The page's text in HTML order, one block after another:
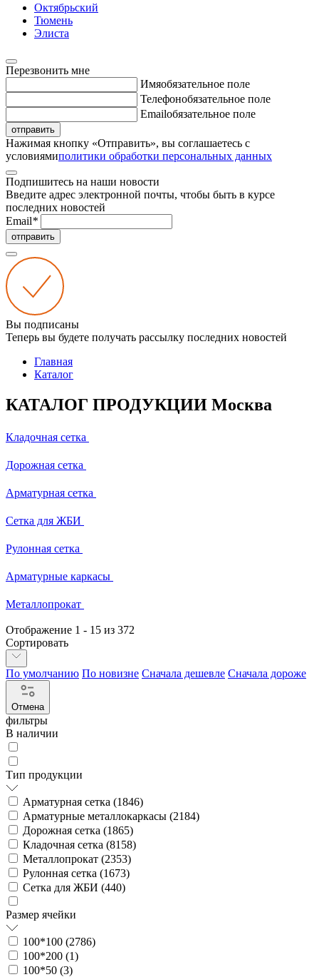
Октябрьский
Тюмень
Элиста
Перезвонить мне
Имяобязательное поле
Телефонобязательное поле
Emailобязательное поле
отправить
Нажимая кнопку «Отправить», вы соглашаетесь с
условиямиполитики обработки персональных данных
Подпишитесь на наши новости
Введите адрес электронной почты, чтобы быть в курсе
последних новостей
Email*
отправить
Вы подписаны
Теперь вы будете получать рассылку последних новостей
Главная
Каталог
КАТАЛОГ ПРОДУКЦИИ Москва
Кладочная сетка
Дорожная сетка
Арматурная сетка
Сетка для ЖБИ
Рулонная сетка
Арматурные каркасы
Металлопрокат
Отображение 1 - 15 из 372
Сортировать
По умолчанию По новизне Сначала дешевле Сначала дороже
Отмена
фильтры
В наличии
Тип продукции
Арматурная сетка (1846)
Арматурные металлокаркасы (2184)
Дорожная сетка (1865)
Кладочная сетка (8158)
Металлопрокат (2353)
Рулонная сетка (1673)
Сетка для ЖБИ (440)
Размер ячейки
100*100 (2786)
100*200 (1)
100*50 (3)